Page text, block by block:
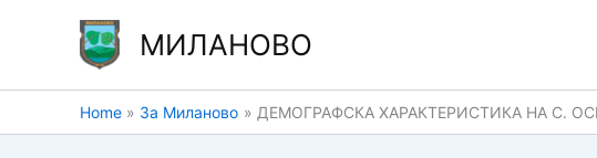
МИЛАНОВО
Home За Миланово ДЕМОГРАФСКА ХАРАКТЕРИСТИКА НА С.